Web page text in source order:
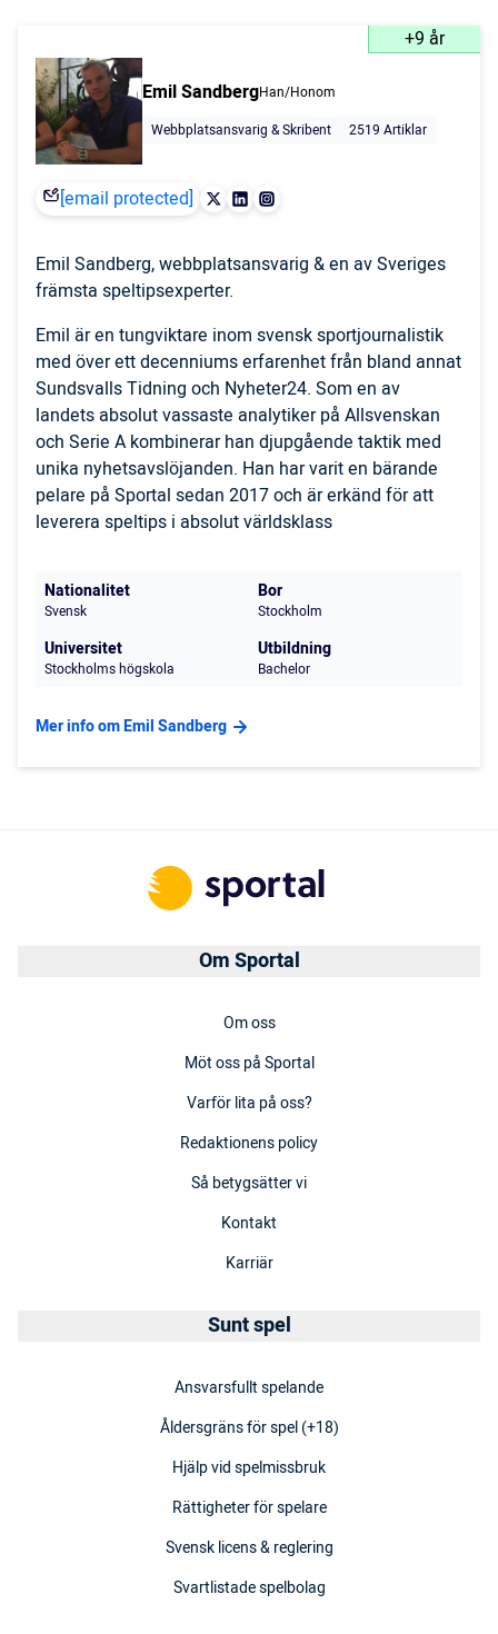
+9 år
Emil SandbergHan/Honom
Webbplatsansvarig & Skribent
2519 Artiklar
[email protected]
Emil Sandberg, webbplatsansvarig & en av Sveriges
främsta speltipsexperter.
Emil är en tungviktare inom svensk sportjournalistik
med över ett decenniums erfarenhet från bland annat
Sundsvalls Tidning och Nyheter24. Som en av
landets absolut vassaste analytiker på Allsvenskan
och Serie A kombinerar han djupgående taktik med
unika nyhetsavslöjanden. Han har varit en bärande
pelare på Sportal sedan 2017 och är erkänd för att
leverera speltips i absolut världsklass
Nationalitet
Svensk
Bor
Stockholm
Universitet
Stockholms högskola
Utbildning
Bachelor
Mer info om Emil Sandberg
Om Sportal
Om oss
Möt oss på Sportal
Varför lita på oss?
Redaktionens policy
Så betygsätter vi
Kontakt
Karriär
Sunt spel
Ansvarsfullt spelande
Åldersgräns för spel (+18)
Hjälp vid spelmissbruk
Rättigheter för spelare
Svensk licens & reglering
Svartlistade spelbolag